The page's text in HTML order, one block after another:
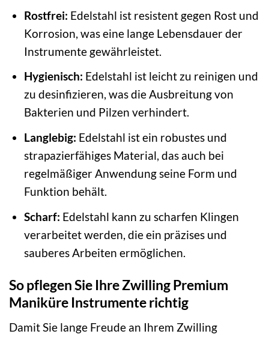
Rostfrei: Edelstahl ist resistent gegen Rost und
Korrosion, was eine lange Lebensdauer der
Instrumente gewährleistet.
Hygienisch: Edelstahl ist leicht zu reinigen und
zu desinfizieren, was die Ausbreitung von
Bakterien und Pilzen verhindert.
Langlebig: Edelstahl ist ein robustes und
strapazierfähiges Material, das auch bei
regelmäßiger Anwendung seine Form und
Funktion behält.
Scharf: Edelstahl kann zu scharfen Klingen
verarbeitet werden, die ein präzises und
sauberes Arbeiten ermöglichen.
So pflegen Sie Ihre Zwilling Premium
Maniküre Instrumente richtig
Damit Sie lange Freude an Ihrem Zwilling